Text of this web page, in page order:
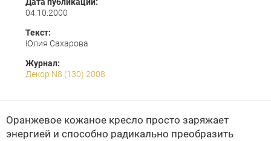
04.10.2000
Текст:
Юлия Сахарова
Журнал:
Декор N8 (130) 2008
Оранжевое кожаное кресло просто заряжает
энергией и способно радикально преобразить